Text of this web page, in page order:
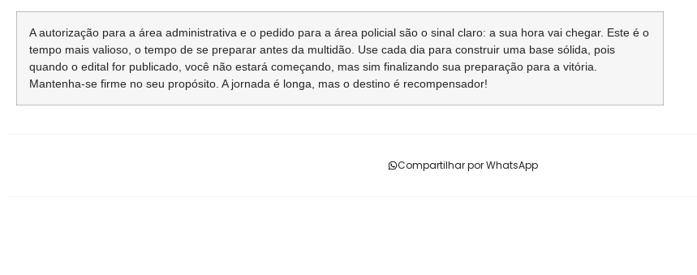
A autorização para a área administrativa e o pedido para a área policial são o sinal claro: a sua hora vai chegar. Este é o
tempo mais valioso, o tempo de se preparar antes da multidão. Use cada dia para construir uma base sólida, pois
quando o edital for publicado, você não estará começando, mas sim finalizando sua preparação para a vitória.
Mantenha-se firme no seu propósito. A jornada é longa, mas o destino é recompensador!
Compartilhar por WhatsApp